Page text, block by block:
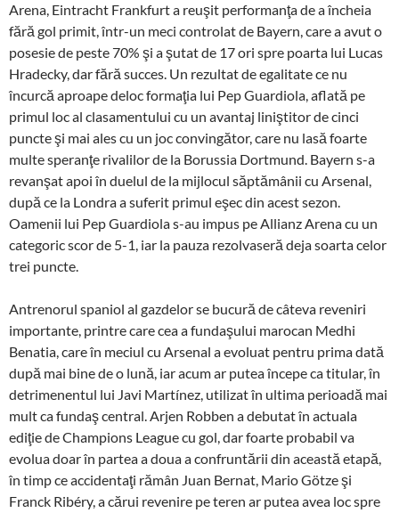
Arena, Eintracht Frankfurt a reuşit performanţa de a încheia
fără gol primit, într-un meci controlat de Bayern, care a avut o
posesie de peste 70% şi a şutat de 17 ori spre poarta lui Lucas
Hradecky, dar fără succes. Un rezultat de egalitate ce nu
încurcă aproape deloc formaţia lui Pep Guardiola, aflată pe
primul loc al clasamentului cu un avantaj liniştitor de cinci
puncte şi mai ales cu un joc convingător, care nu lasă foarte
multe speranţe rivalilor de la Borussia Dortmund. Bayern s-a
revanşat apoi în duelul de la mijlocul săptămânii cu Arsenal,
după ce la Londra a suferit primul eşec din acest sezon.
Oamenii lui Pep Guardiola s-au impus pe Allianz Arena cu un
categoric scor de 5-1, iar la pauza rezolvaseră deja soarta celor
trei puncte.
Antrenorul spaniol al gazdelor se bucură de câteva reveniri
importante, printre care cea a fundaşului marocan Medhi
Benatia, care în meciul cu Arsenal a evoluat pentru prima dată
după mai bine de o lună, iar acum ar putea începe ca titular, în
detrimenentul lui Javi Martínez, utilizat în ultima perioadă mai
mult ca fundaş central. Arjen Robben a debutat în actuala
ediţie de Champions League cu gol, dar foarte probabil va
evolua doar în partea a doua a confruntării din această etapă,
în timp ce accidentaţi rămân Juan Bernat, Mario Götze şi
Franck Ribéry, a cărui revenire pe teren ar putea avea loc spre